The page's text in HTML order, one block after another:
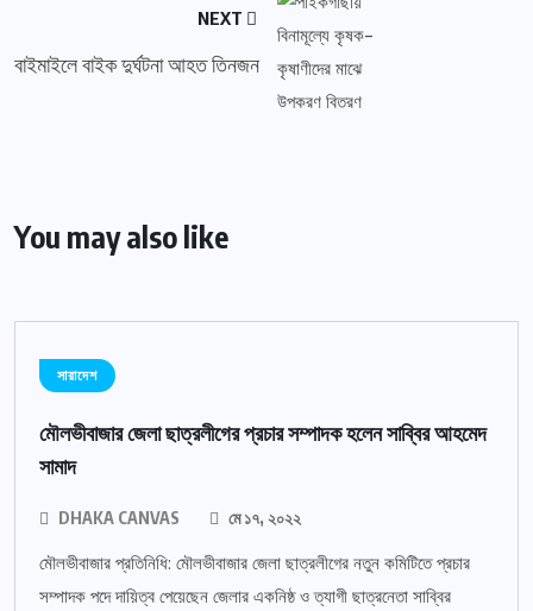
NEXT
বাইমাইলে বাইক দুর্ঘটনা আহত তিনজন
You may also like
সারাদেশ
মৌলভীবাজার জেলা ছাত্রলীগের প্রচার সম্পাদক হলেন সাব্বির আহমেদ
সামাদ
DHAKA CANVAS মে ১৭, ২০২২
মৌলভীবাজার প্রতিনিধি: মৌলভীবাজার জেলা ছাত্রলীগের নতুন কমিটিতে প্রচার
সম্পাদক পদে দায়িত্ব পেয়েছেন জেলার একনিষ্ঠ ও ত্যাগী ছাত্রনেতা সাব্বির